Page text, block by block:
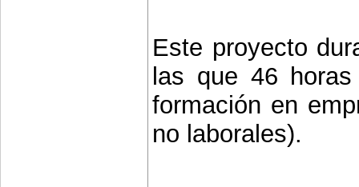
Este proyecto
las que 46
formación en
no laborales).